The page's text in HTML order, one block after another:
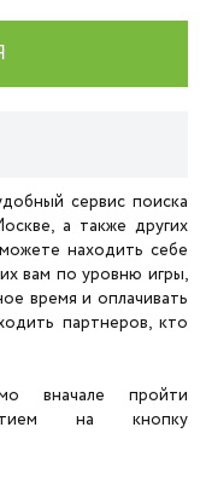
сервис поиска
а также других
находить себе
вам по уровню игры,
время и оплачивать
партнеров, кто
вначале пройти
на кнопку